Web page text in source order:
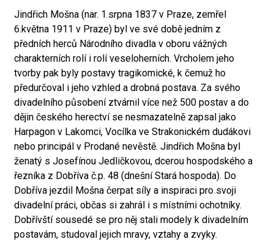
Jindřich Mošna (nar. 1.srpna 1837 v Praze, zemřel
6.května 1911 v Praze) byl ve své době jedním z
předních herců Národního divadla v oboru vážných
charakterních rolí i rolí veseloherních. Vrcholem jeho
tvorby pak byly postavy tragikomické, k čemuž ho
předurčoval i jeho vzhled a drobná postava. Za svého
divadelního působení ztvárnil více než 500 postav a do
dějin českého herectví se nesmazatelně zapsal jako
Harpagon v Lakomci, Vocílka ve Strakonickém dudákovi
nebo principál v Prodané nevěstě. Jindřich Mošna byl
ženatý s Josefínou Jedličkovou, dcerou hospodského a
řezníka z Dobříva č.p. 48 (dnešní Stará hospoda). Do
Dobříva jezdil Mošna čerpat síly a inspiraci pro svoji
divadelní práci, občas si zahrál i s místními ochotníky.
Dobřívští sousedé se pro něj stali modely k divadelním
postavám, studoval jejich mravy, vztahy a zvyky.